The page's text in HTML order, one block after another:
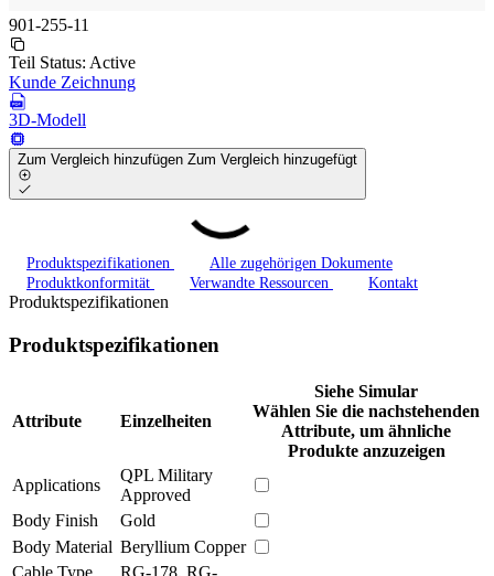
901-255-11
Teil Status: Active
Kunde Zeichnung
3D-Modell
Zum Vergleich hinzufügen Zum Vergleich hinzugefügt
Produktspezifikationen
Alle zugehörigen Dokumente
Produktkonformität
Verwandte Ressourcen Kontakt
Produktspezifikationen
Produktspezifikationen
Attribute Einzelheiten
Siehe Simular
Wählen Sie die nachstehenden
Attribute, um ähnliche
Produkte anzuzeigen
Applications
QPL Military
Approved
Body Finish
Gold
Body Material Beryllium Copper
Cable Type
RG-178, RG-